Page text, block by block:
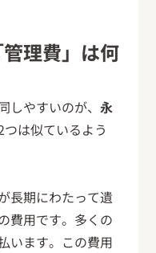
管理費」は何
しやすいのが、永
は似ているよう
長期にわたって遺
費用です。多くの
います。この費用